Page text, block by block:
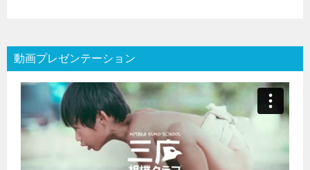
動画プレゼンテーション